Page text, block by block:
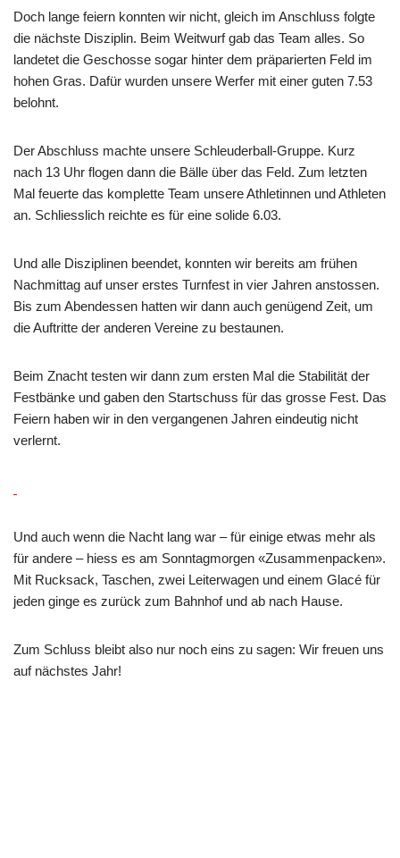
Doch lange feiern konnten wir nicht, gleich im Anschluss folgte
die nächste Disziplin. Beim Weitwurf gab das Team alles. So
landetet die Geschosse sogar hinter dem präparierten Feld im
hohen Gras. Dafür wurden unsere Werfer mit einer guten 7.53
belohnt.
Der Abschluss machte unsere Schleuderball-Gruppe. Kurz
nach 13 Uhr flogen dann die Bälle über das Feld. Zum letzten
Mal feuerte das komplette Team unsere Athletinnen und Athleten
an. Schliesslich reichte es für eine solide 6.03.
Und alle Disziplinen beendet, konnten wir bereits am frühen
Nachmittag auf unser erstes Turnfest in vier Jahren anstossen.
Bis zum Abendessen hatten wir dann auch genügend Zeit, um
die Auftritte der anderen Vereine zu bestaunen.
Beim Znacht testen wir dann zum ersten Mal die Stabilität der
Festbänke und gaben den Startschuss für das grosse Fest. Das
Feiern haben wir in den vergangenen Jahren eindeutig nicht
verlernt.
Und auch wenn die Nacht lang war – für einige etwas mehr als
für andere – hiess es am Sonntagmorgen «Zusammenpacken».
Mit Rucksack, Taschen, zwei Leiterwagen und einem Glacé für
jeden ginge es zurück zum Bahnhof und ab nach Hause.
Zum Schluss bleibt also nur noch eins zu sagen: Wir freuen uns
auf nächstes Jahr!